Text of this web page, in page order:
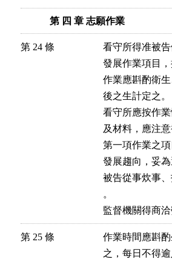
第 四 章 志願作業
第 24 條
看守所得准被
發展作業項目，
作業應斟酌衛
後之生計定之。
看守所應按作
及材料，應注
第一項作業之
發展趨向，妥
被告從事炊事
。
監督機關得商
第 25 條
作業時間應斟
之，每日不得